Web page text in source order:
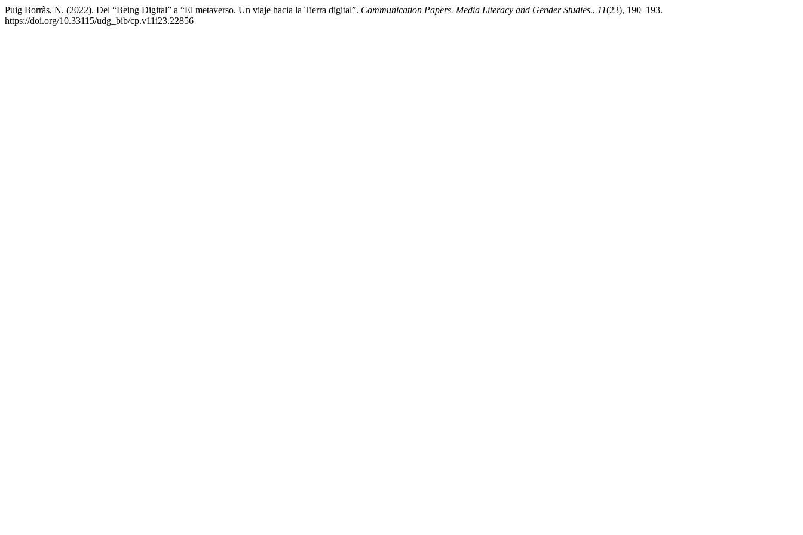
Puig Borràs, N. (2022). Del “Being Digital” a “El metaverso. Un viaje hacia la Tierra digital”. Communication Papers. Media Literacy and Gender Studies., 11(23), 190–193.
https://doi.org/10.33115/udg_bib/cp.v11i23.22856